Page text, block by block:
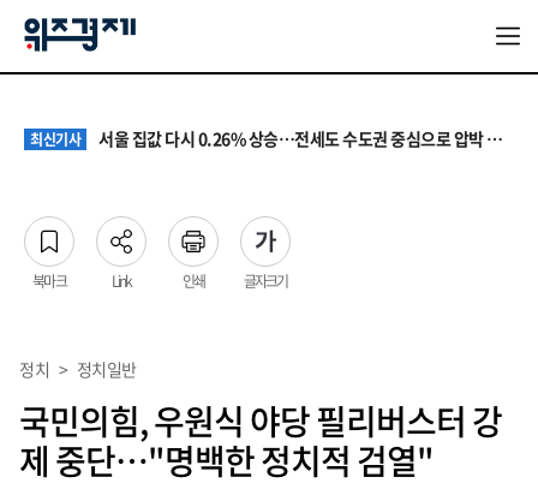
최신기사 서울 집값 다시 0.26% 상승…전세도 수도권 중심으로 압박 커져
최신기사 원·하청 교섭 갈등에 안전 지원 위축까지… 노란봉투법 불확실성 해법은
최신기사 청소년 혐오 표현, '처벌과 낙인'에서 '교양과 상식'으로
북마크 Link 인쇄 글자크기
정치 > 정치일반
국민의힘, 우원식 야당 필리버스터 강
제 중단…"명백한 정치적 검열"